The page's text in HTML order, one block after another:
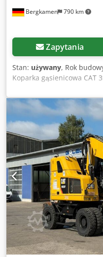
Bergkamen 790 km
Zapytania
Stan: używany, Rok
Koparka gąsienicowa CAT
Maszyna ma tylko 5300
Masa eksploatacyjna ok.